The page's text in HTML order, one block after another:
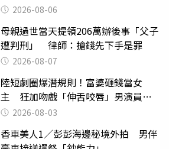
2026-08-06
母親過世當天提領206萬辦後事「父子
遭判刑」 律師：搶錢先下手是罪
2026-08-07
陸短劇圈爆潛規則！富婆砸錢當女
主 狂加吻戲「伸舌咬唇」男演員崩
潰 2026-08-03
香車美人1／彭彭海邊秘境外拍 男伴